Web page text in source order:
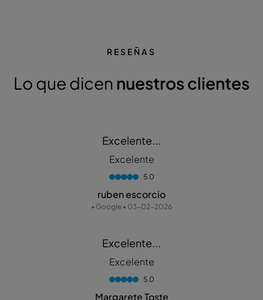
RESEÑAS
Lo que dicen nuestros clientes
Excelente...
Excelente
5.0
ruben escorcio
• Google • 03-02-2026
Excelente...
Excelente
5.0
Margarete Toste